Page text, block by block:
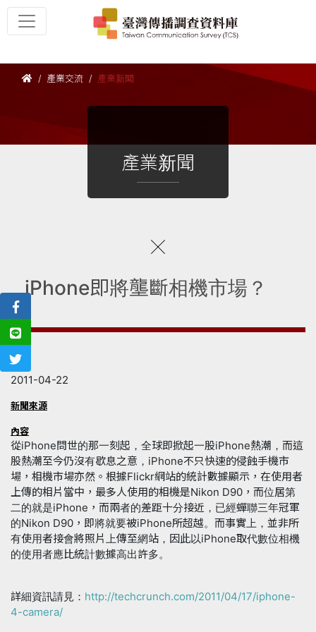
產業交流 產業新聞
產業新聞
iPhone即將壟斷相機市場？
日期
2011-04-22
新聞來源
內容
從iPhone問世的那一刻起，全球即掀起一股iPhone熱潮，而這
股熱潮至今仍沒有歇息之意，iPhone不只快速的侵蝕手機市
場，相機市場亦然。根據Flickr網站的統計數據顯示，在使用者
上傳的相片當中，最多人使用的相機是Nikon D90，而位居第
二的就是iPhone，而兩者的差距十分接近，已經蟬聯三年冠軍
的Nikon D90，即將就要被iPhone所超越。而事實上，並非所
有使用者接會將照片上傳至網站，因此以iPhone取代數位相機
的使用者應比統計數據高出許多。
詳細資訊請見： http://techcrunch.com/2011/04/17/iphone-
4-camera/